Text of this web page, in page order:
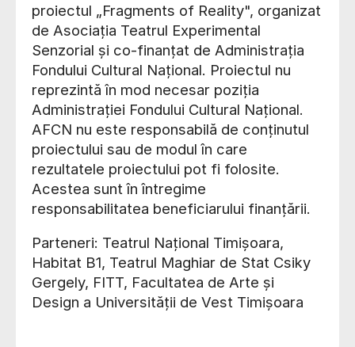
proiectul „Fragments of Reality", organizat
de Asociația Teatrul Experimental
Senzorial și co-finanțat de Administrația
Fondului Cultural Național. Proiectul nu
reprezintă în mod necesar poziția
Administrației Fondului Cultural Național.
AFCN nu este responsabilă de conținutul
proiectului sau de modul în care
rezultatele proiectului pot fi folosite.
Acestea sunt în întregime
responsabilitatea beneficiarului finanțării.
Parteneri: Teatrul Național Timișoara,
Habitat B1, Teatrul Maghiar de Stat Csiky
Gergely, FITT, Facultatea de Arte și
Design a Universității de Vest Timișoara